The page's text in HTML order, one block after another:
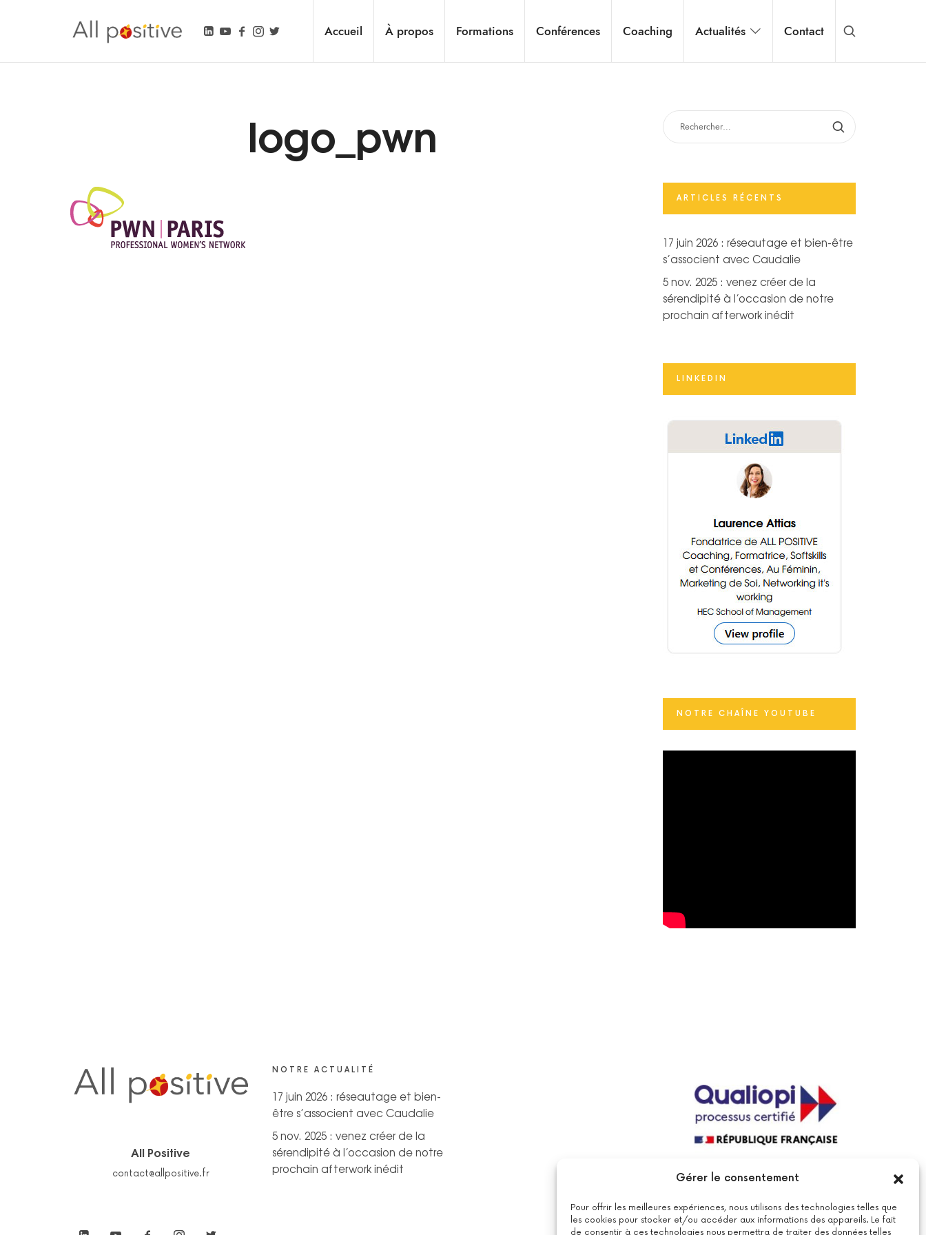
Gérer le consentement
Pour offrir les meilleures expériences, nous utilisons des technologies telles que
les cookies pour stocker et/ou accéder aux informations des appareils. Le fait
de consentir à ces technologies nous permettra de traiter des données telles
All Positive Accueil À propos Formations Conférences Coaching Actualités Contact
logo_pwn RECHERCHER :
ARTICLES RÉCENTS
17 juin 2026 : réseautage et bien-être
s’associent avec Caudalie
5 nov. 2025 : venez créer de la
sérendipité à l’occasion de notre
prochain afterwork inédit
LINKEDIN
NOTRE CHAÎNE YOUTUBE
All Positive
contact@allpositive.fr
NOTRE ACTUALITÉ
17 juin 2026 : réseautage et bien-
être s’associent avec Caudalie
5 nov. 2025 : venez créer de la
sérendipité à l’occasion de notre
prochain afterwork inédit
La certification qualité a été délivrée au
de formations.Voir le certificat